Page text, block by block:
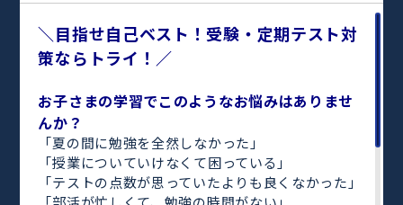
＼目指せ自己ベスト！受験・定期テスト対
策ならトライ！／
お子さまの学習でこのようなお悩みはありませ
んか？
「夏の間に勉強を全然しなかった」
「授業についていけなくて困っている」
「テストの点数が思っていたよりも良くなかった」